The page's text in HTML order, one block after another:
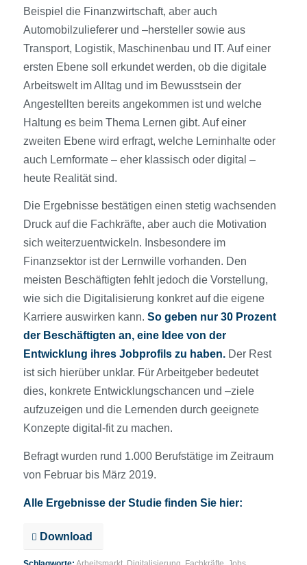
Beispiel die Finanzwirtschaft, aber auch
Automobilzulieferer und –hersteller sowie aus
Transport, Logistik, Maschinenbau und IT. Auf einer
ersten Ebene soll erkundet werden, ob die digitale
Arbeitswelt im Alltag und im Bewusstsein der
Angestellten bereits angekommen ist und welche
Haltung es beim Thema Lernen gibt. Auf einer
zweiten Ebene wird erfragt, welche Lerninhalte oder
auch Lernformate – eher klassisch oder digital –
heute Realität sind.
Die Ergebnisse bestätigen einen stetig wachsenden
Druck auf die Fachkräfte, aber auch die Motivation
sich weiterzuentwickeln. Insbesondere im
Finanzsektor ist der Lernwille vorhanden. Den
meisten Beschäftigten fehlt jedoch die Vorstellung,
wie sich die Digitalisierung konkret auf die eigene
Karriere auswirken kann. So geben nur 30 Prozent
der Beschäftigten an, eine Idee von der
Entwicklung ihres Jobprofils zu haben.Der Rest
ist sich hierüber unklar. Für Arbeitgeber bedeutet
dies, konkrete Entwicklungschancen und –ziele
aufzuzeigen und die Lernenden durch geeignete
Konzepte digital-fit zu machen.
Befragt wurden rund 1.000 Berufstätige im Zeitraum
von Februar bis März 2019.
Alle Ergebnisse der Studie finden Sie hier:
Download